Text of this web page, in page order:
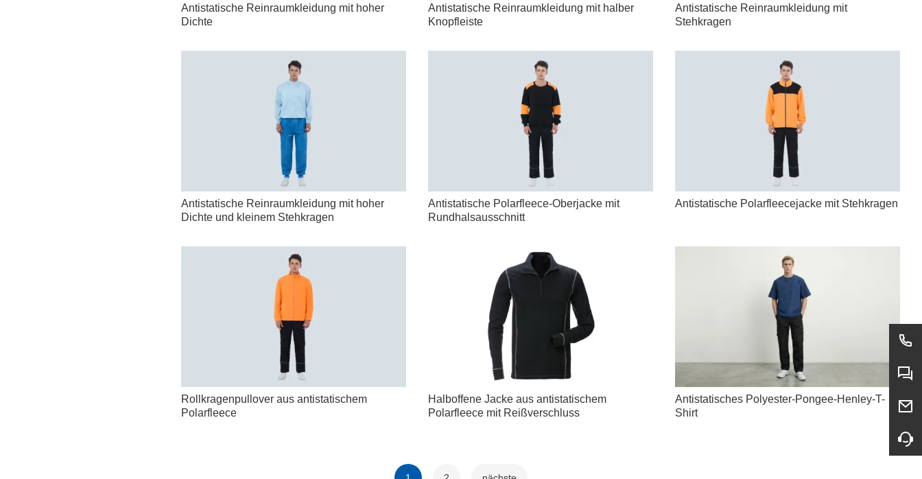
Antistatische Reinraumkleidung mit hoher
Dichte
Antistatische Reinraumkleidung mit halber
Knopfleiste
Antistatische Reinraumkleidung mit
Stehkragen
Antistatische Reinraumkleidung mit hoher
Dichte und kleinem Stehkragen
Antistatische Polarfleece-Oberjacke mit
Rundhalsausschnitt
Antistatische Polarfleecejacke mit Stehkragen
Rollkragenpullover aus antistatischem
Polarfleece
Halboffene Jacke aus antistatischem
Polarfleece mit Reißverschluss
Antistatisches Polyester-Pongee-Henley-T-
Shirt